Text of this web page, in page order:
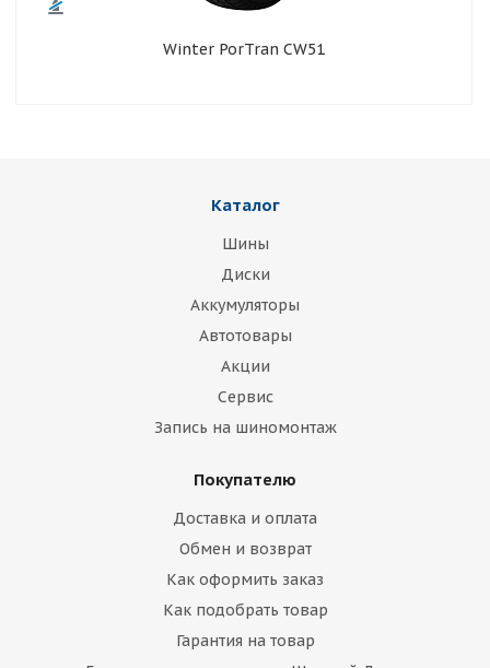
Winter PorTran CW51
Каталог
Шины
Диски
Аккумуляторы
Автотовары
Акции
Сервис
Запись на шиномонтаж
Покупателю
Доставка и оплата
Обмен и возврат
Как оформить заказ
Как подобрать товар
Гарантия на товар